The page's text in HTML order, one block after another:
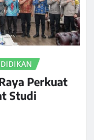
Perkuat
Studi